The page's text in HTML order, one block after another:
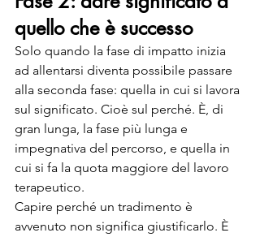
quello che è successo
Solo quando la fase di impatto inizia
ad allentarsi diventa possibile passare
alla seconda fase: quella in cui si lavora
sul significato. Cioè sul perché. È, di
gran lunga, la fase più lunga e
impegnativa del percorso, e quella in
cui si fa la quota maggiore del lavoro
terapeutico.
Capire perché un tradimento è
avvenuto non significa giustificarlo. È